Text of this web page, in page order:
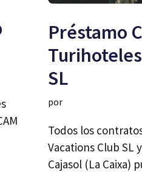
Préstamo
SL
por
Todos los
Vacations Club SL
Cajasol (La Caixa)